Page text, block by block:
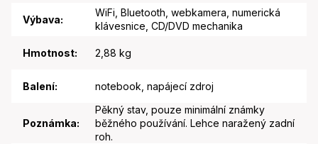
Výbava:
WiFi, Bluetooth, webkamera, numerická
klávesnice, CD/DVD mechanika
Hmotnost: 2,88 kg
Balení: notebook, napájecí zdroj
Poznámka:
Pěkný stav, pouze minimální známky
běžného používání. Lehce naražený zadní
roh.